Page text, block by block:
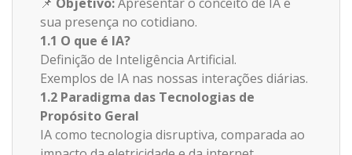
sua presença no cotidiano.
1.1 O que é IA?
Definição de Inteligência Artificial.
Exemplos de IA nas nossas interações diárias.
1.2 Paradigma das Tecnologias de
Propósito Geral
IA como tecnologia disruptiva, comparada ao